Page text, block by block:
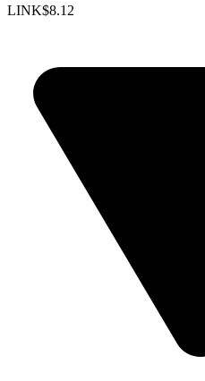
LINK$8.12